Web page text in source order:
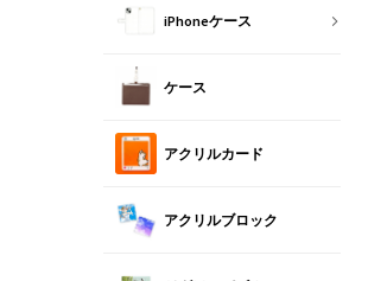
iPhoneケース
ケース
アクリルカード
アクリルブロック